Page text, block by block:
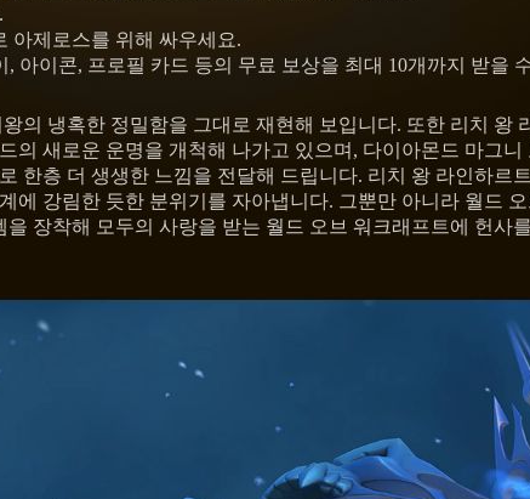
아제로스를 위해 싸우세요.
아이콘, 프로필 카드 등의 무료 보상을 최대 10개까지 받을
의 냉혹한 정밀함을 그대로 재현해 보입니다. 또한 리치 왕
새로운 운명을 개척해 나가고 있으며, 다이아몬드 마그
한층 더 생생한 느낌을 전달해 드립니다. 리치 왕 라인하르
강림한 듯한 분위기를 자아냅니다. 그뿐만 아니라 월드
장착해 모두의 사랑을 받는 월드 오브 워크래프트에 헌사